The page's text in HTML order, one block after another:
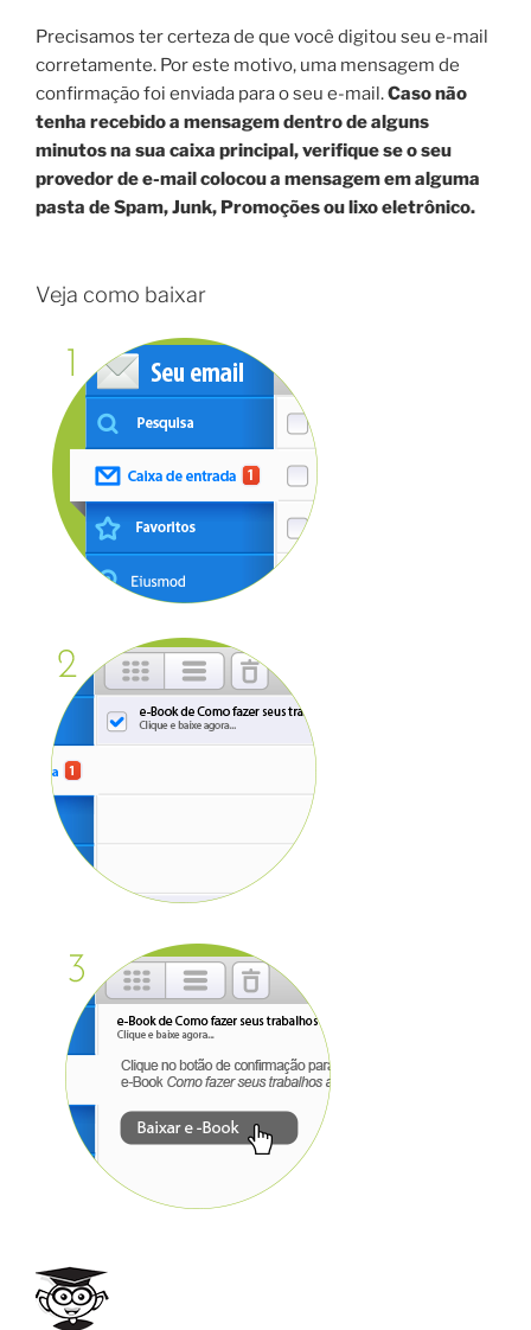
Precisamos ter certeza de que você digitou seu e-mail
corretamente. Por este motivo, uma mensagem de
confirmação foi enviada para o seu e-mail.Caso não
tenha recebido a mensagem dentro de alguns
minutos na sua caixa principal, verifique se o seu
provedor de e-mail colocou a mensagem em alguma
pasta de Spam, Junk, Promoções ou lixo eletrônico.
Veja como baixar